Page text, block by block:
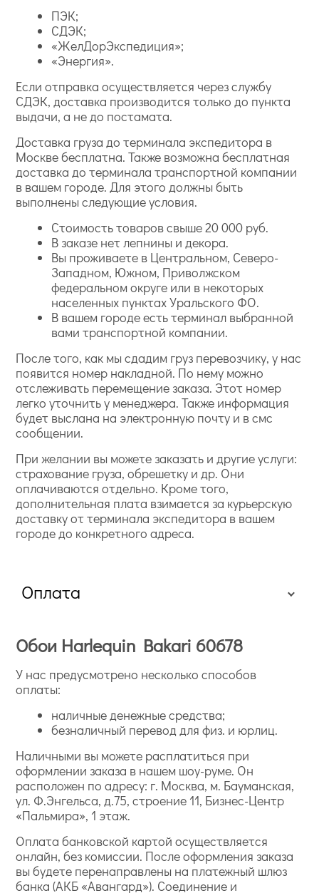
ПЭК;
СДЭК;
«ЖелДорЭкспедиция»;
«Энергия».
Если отправка осуществляется через службу
СДЭК, доставка производится только до пункта
выдачи, а не до постамата.
Доставка груза до терминала экспедитора в
Москве бесплатна. Также возможна бесплатная
доставка до терминала транспортной компании
в вашем городе. Для этого должны быть
выполнены следующие условия.
Стоимость товаров свыше 20 000 руб.
В заказе нет лепнины и декора.
Вы проживаете в Центральном, Северо-
Западном, Южном, Приволжском
федеральном округе или в некоторых
населенных пунктах Уральского ФО.
В вашем городе есть терминал выбранной
вами транспортной компании.
После того, как мы сдадим груз перевозчику, у нас
появится номер накладной. По нему можно
отслеживать перемещение заказа. Этот номер
легко уточнить у менеджера. Также информация
будет выслана на электронную почту и в смс
сообщении.
При желании вы можете заказать и другие услуги:
страхование груза, обрешетку и др. Они
оплачиваются отдельно. Кроме того,
дополнительная плата взимается за курьерскую
доставку от терминала экспедитора в вашем
городе до конкретного адреса.
Оплата
Обои Harlequin Bakari 60678
У нас предусмотрено несколько способов
оплаты:
наличные денежные средства;
безналичный перевод для физ. и юрлиц.
Наличными вы можете расплатиться при
оформлении заказа в нашем шоу-руме. Он
расположен по адресу: г. Москва, м. Бауманская,
ул. Ф.Энгельса, д.75, строение 11, Бизнес-Центр
«Пальмира», 1 этаж.
Оплата банковской картой осуществляется
онлайн, без комиссии. После оформления заказа
вы будете перенаправлены на платежный шлюз
банка (АКБ «Авангард»). Соединение и